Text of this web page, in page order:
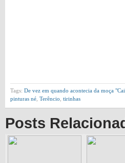
Tags: De vez em quando acontecia da moça
pinturas né Terêncio tirinhas
Posts